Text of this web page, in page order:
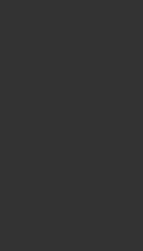
Deodorant Gel